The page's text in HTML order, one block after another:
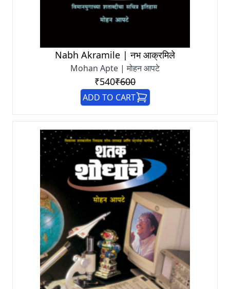
Nabh Akramile | नभ आक्रमिले
Mohan Apte | मोहन आपटे
₹540₹600
ADD TO CART